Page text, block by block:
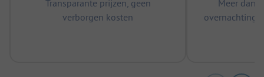
Transparante prijzen, geen
verborgen kosten
Meer dan